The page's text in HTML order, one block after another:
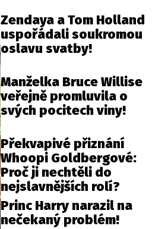
Zendaya a Tom Holland
uspořádali soukromou
oslavu svatby!
Manželka Bruce Willise
veřejně promluvila o
svých pocitech viny!
Překvapivé přiznání
Whoopi Goldbergové:
Proč ji nechtěli do
nejslavnějších rolí?
Princ Harry narazil na
nečekaný problém!